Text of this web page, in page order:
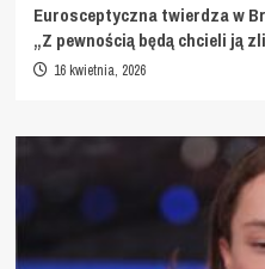
Eurosceptyczna twierdza w
„Z pewnością będą chcieli ją
16 kwietnia, 2026